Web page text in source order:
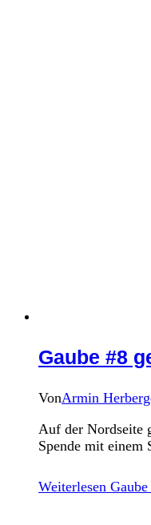
Gaube #8
VonArmin
Auf der Nordseite
Spende mit einem
Weiterlesen